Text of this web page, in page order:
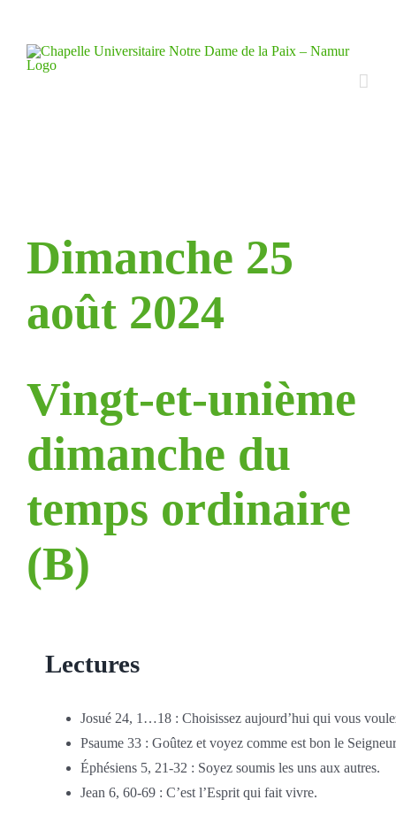
content
Dimanche 25
août 2024
Vingt-et-unième
dimanche du
temps ordinaire
(B)
Lectures
Josué 24, 1…18 : Choisissez aujourd’hui qui vous
Psaume 33 : Goûtez et voyez comme est bon le
Éphésiens 5, 21-32 : Soyez soumis les uns aux autres.
Jean 6, 60-69 : C’est l’Esprit qui fait vivre.